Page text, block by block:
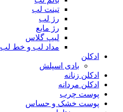
تینت لب
رژ لب
رژ مایع
لیپ گلاس
مداد لب و خط لب
ادکلن
بادی اسپلش
ادکلن زنانه
ادکلن مردانه
پوست چرب
پوست خشک و حساس